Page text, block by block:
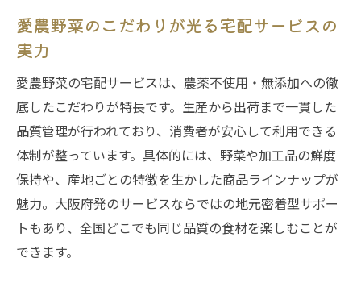
愛農野菜のこだわりが光る宅配サービスの
実力
愛農野菜の宅配サービスは、農薬不使用・無添加への徹
底したこだわりが特長です。生産から出荷まで一貫した
品質管理が行われており、消費者が安心して利用できる
体制が整っています。具体的には、野菜や加工品の鮮度
保持や、産地ごとの特徴を生かした商品ラインナップが
魅力。大阪府発のサービスならではの地元密着型サポー
トもあり、全国どこでも同じ品質の食材を楽しむことが
できます。